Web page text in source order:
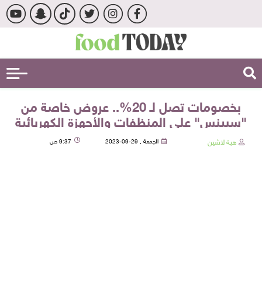
بخصومات تصل لـ 20%.. عروض خاصة من
"سبينس" على المنظفات والأجهزة الكهربائية
هبة لاشين الجمعة , 29-09-2023 9:37 ص